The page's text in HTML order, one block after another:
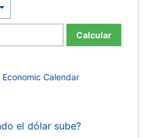
Calcular
Economic Calendar
el dólar sube?